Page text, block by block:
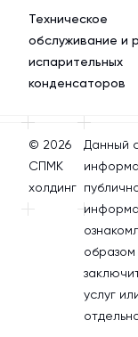
Техническое
обслуживание и
испарительных
конденсаторов
© 2026
СПМК
холдинг
Данный
услуг